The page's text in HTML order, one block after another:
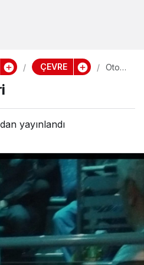
ÇEVRE
Otobüs
yayınlandı